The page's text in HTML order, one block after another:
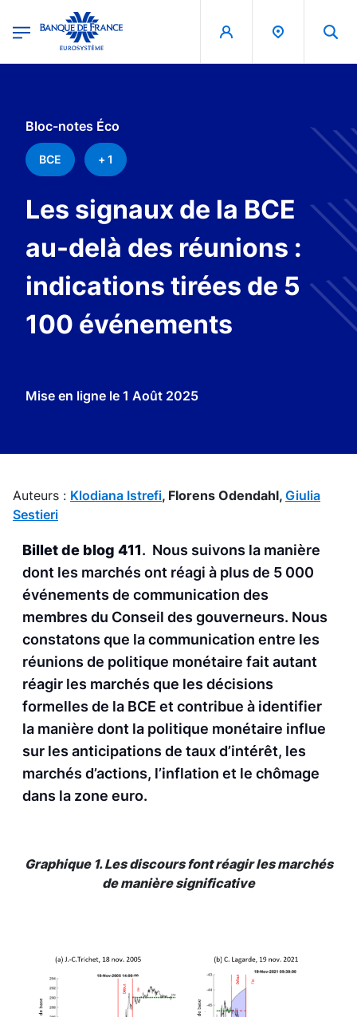
Banque de France - Menu Principal
Bloc-notes Éco
BCE + 1
Les signaux de la BCE
au-delà des réunions :
indications tirées de 5
100 événements
Mise en ligne le 1 Août 2025
Auteurs : Klodiana Istrefi, Florens Odendahl, Giulia
Sestieri
Billet de blog 411. Nous suivons la manière
dont les marchés ont réagi à plus de 5 000
événements de communication des
membres du Conseil des gouverneurs. Nous
constatons que la communication entre les
réunions de politique monétaire fait autant
réagir les marchés que les décisions
formelles de la BCE et contribue à identifier
la manière dont la politique monétaire influe
sur les anticipations de taux d’intérêt, les
marchés d’actions, l’inflation et le chômage
dans la zone euro.
Graphique 1. Les discours font réagir les marchés
de manière significative